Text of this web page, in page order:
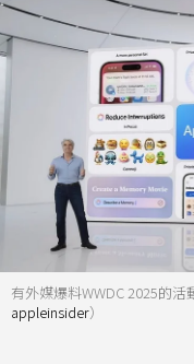
有外媒爆料WWDC 2025的
appleinsider）